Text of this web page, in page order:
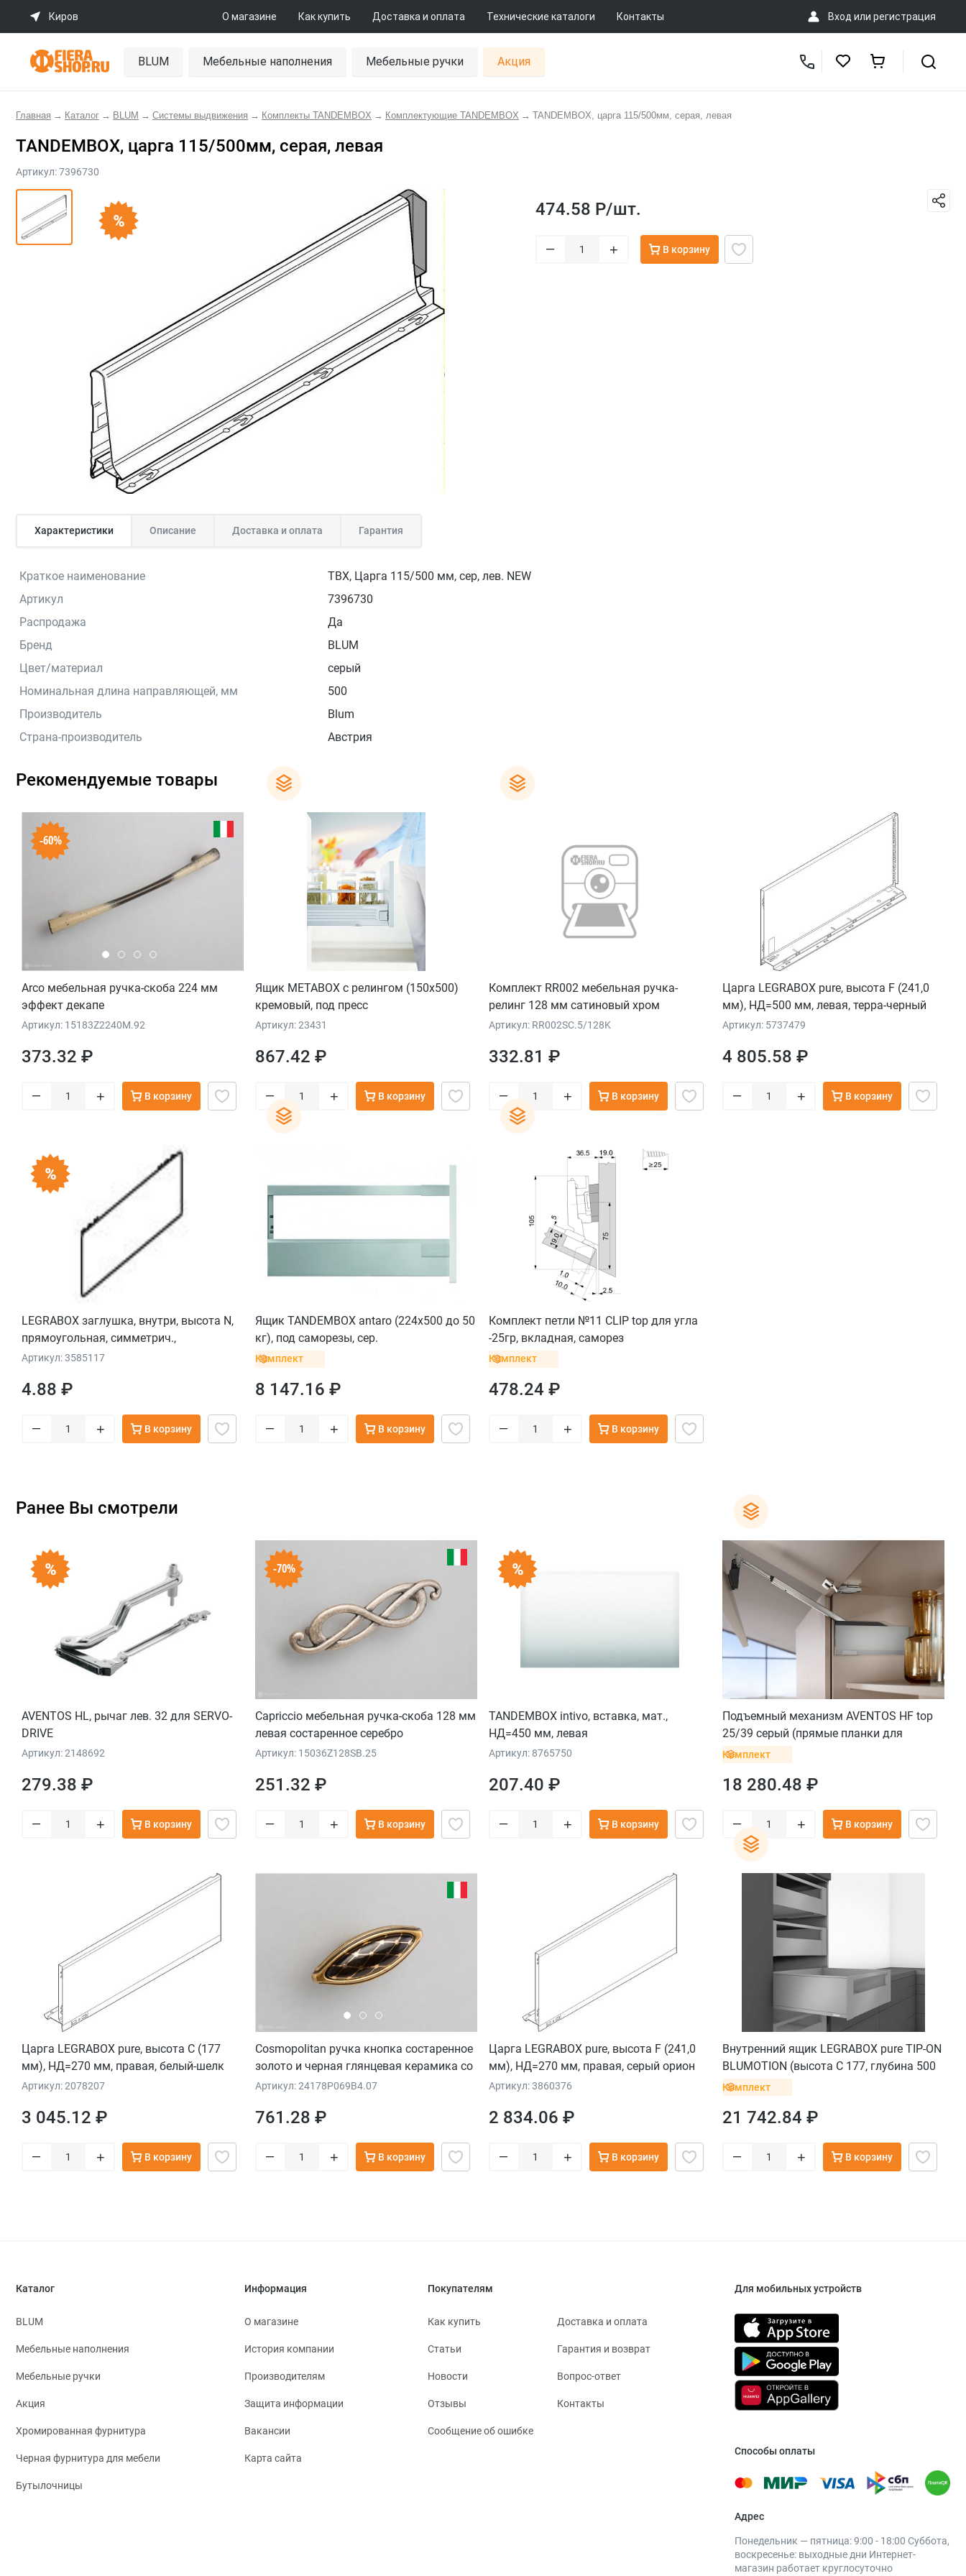
Киров О магазине Как купить Доставка и оплата Технические каталоги Контакты Вход или регистрация
BLUM Мебельные наполнения Мебельные ручки Акция
Главная → Каталог → BLUM → Системы выдвижения → Комплекты TANDEMBOX → Комплектующие TANDEMBOX → TANDEMBOX, царга 115/500мм, серая, левая
TANDEMBOX, царга 115/500мм, серая, левая
Артикул:7396730
474.58 Р/шт.
– + В корзину
Характеристики Описание Доставка и оплата Гарантия
Краткое наименование
TBX, Царга 115/500 мм, сер, лев. NEW
Артикул
7396730
Распродажа
Да
Бренд
BLUM
Цвет/материал
серый
Номинальная длина направляющей, мм
500
Производитель
Blum
Страна-производитель
Австрия
Рекомендуемые товары
-60%
Arco мебельная ручка-скоба 224 мм
эффект декапе
Артикул: 15183Z2240M.92
373.32 ₽
– + В корзину
Ящик METABOX с релингом (150х500)
кремовый, под пресс
Артикул: 23431
867.42 ₽
– + В корзину
Комплект RR002 мебельная ручка-
релинг 128 мм сатиновый хром
Артикул: RR002SC.5/128K
332.81 ₽
– + В корзину
Царга LEGRABOX pure, высота F (241,0
мм), НД=500 мм, левая, терра-черный
Артикул: 5737479
4 805.58 ₽
– + В корзину
LEGRABOX заглушка, внутри, высота N,
прямоугольная, симметрич.,
углубленная (blum), терра-черный
Артикул: 3585117
4.88 ₽
– + В корзину
Ящик TANDEMBOX antaro (224х500 до 50
кг), под саморезы, сер.
Комплект
8 147.16 ₽
– + В корзину
Комплект петли №11 CLIP top для угла
-25гр, вкладная, саморез
Комплект
478.24 ₽
– + В корзину
Ранее Вы смотрели
AVENTOS HL, рычаг лев. 32 для SERVO-
DRIVE
Артикул: 2148692
279.38 ₽
– + В корзину
-70%
Capriccio мебельная ручка-скоба 128 мм
левая состаренное серебро
Артикул: 15036Z128SB.25
251.32 ₽
– + В корзину
TANDEMBOX intivo, вставка, мат.,
НД=450 мм, левая
Артикул: 8765750
207.40 ₽
– + В корзину
Подъемный механизм AVENTOS HF top
25/39 серый (прямые планки для
рычага и крестообразные с винтом для
Комплект
18 280.48 ₽
– + В корзину
Царга LEGRABOX pure, высота C (177
мм), НД=270 мм, правая, белый-шелк
Артикул: 2078207
3 045.12 ₽
– + В корзину
Cosmopolitan ручка кнопка состаренное
золото и черная глянцевая керамика со
стеганым орнаментом
Артикул: 24178P069B4.07
761.28 ₽
– + В корзину
Царга LEGRABOX pure, высота F (241,0
мм), НД=270 мм, правая, серый орион
Артикул: 3860376
2 834.06 ₽
– + В корзину
Внутренний ящик LEGRABOX pure TIP-ON
BLUMOTION (высота C 177, глубина 500
мм, до 40 кг), серый орион
Комплект
21 742.84 ₽
– + В корзину
Каталог
BLUM
Мебельные наполнения
Мебельные ручки
Акция
Хромированная фурнитура
Черная фурнитура для мебели
Бутылочницы
Информация
О магазине
История компании
Производителям
Защита информации
Вакансии
Карта сайта
Покупателям
Как купить Доставка и оплата
Статьи Гарантия и возврат
Новости Вопрос-ответ
Отзывы Контакты
Сообщение об ошибке
Для мобильных устройств
Способы оплаты
Адрес
Понедельник — пятница: 9:00 - 18:00 Суббота,
воскресенье: выходные дни Интернет-
магазин работает круглосуточно